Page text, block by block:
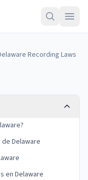
Recording Laws
Delaware
en Delaware